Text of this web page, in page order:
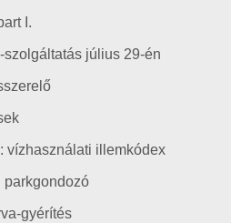
I.
július 29-én
vízhasználati illemkódex
parkgondozó
gyérítés